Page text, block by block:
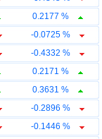
0.2177 %
-0.0725 %
-0.4332 %
0.2171 %
0.3631 %
-0.2896 %
-0.1446 %